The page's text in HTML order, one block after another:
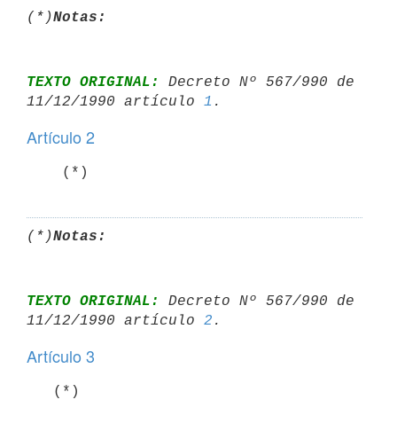
(*)Notas:
TEXTO ORIGINAL:
Decreto Nº 567/990 de
11/12/1990 artículo 1
Artículo 2
(*)Notas:
TEXTO ORIGINAL:
Decreto Nº 567/990 de
11/12/1990 artículo 2
Artículo 3
   (*)